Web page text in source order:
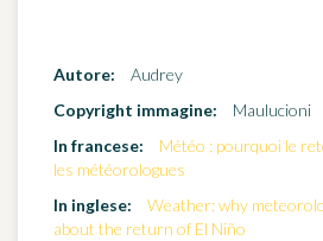
Autore:
Audrey
Copyright immagine:
Maulucioni
In francese:
Météo : pourquoi le
les météorologues
In inglese:
Weather: why
about the return of El Niño